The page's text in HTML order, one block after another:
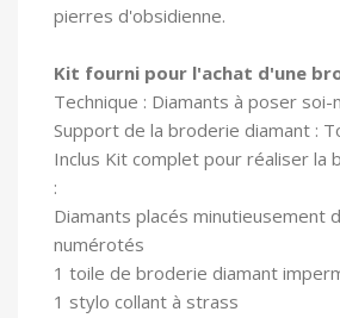
pierres d'obsidienne.
Kit fourni pour l'achat d'une
Technique : Diamants à poser soi-
Support de la broderie diamant :
Inclus Kit complet pour réaliser la
:
Diamants placés minutieusement
numérotés
1 toile de broderie diamant
1 stylo collant à strass